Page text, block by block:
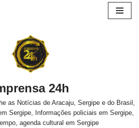
24h
as Notícias de Aracaju, Sergipe e do Brasil,
Sergipe, Informações policiais em Sergipe,
agenda cultural em Sergipe